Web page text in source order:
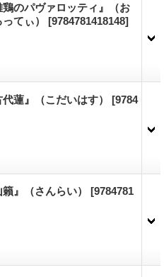
のパヴァロッティ』（お
てぃ） [9784781418148]
蓮』（こだいはす） [9784
』（さんらい） [9784781